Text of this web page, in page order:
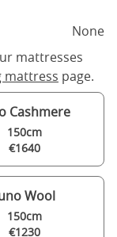
None
mattresses
mattress page.
Cashmere
150cm
€1640
Wool
150cm
€1230